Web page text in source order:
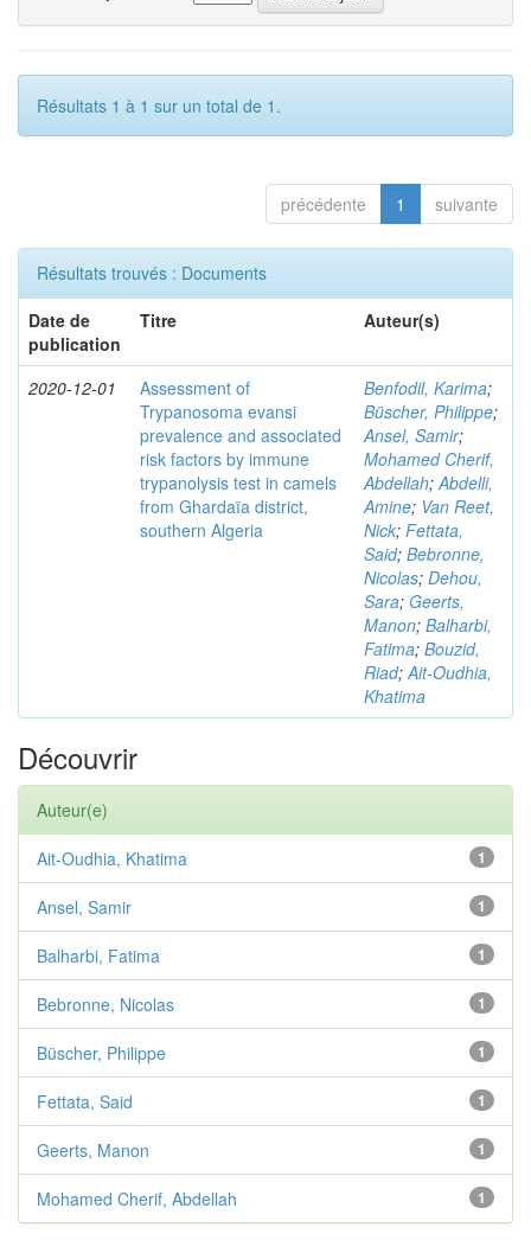
Résultats 1 à 1 sur un total de 1.
précédente 1 suivante
Résultats trouvés : Documents
Date de
publication
Titre Auteur(s)
2020-12-01
Assessment of
Trypanosoma evansi
prevalence and associated
risk factors by immune
trypanolysis test in camels
from Ghardaïa district,
southern Algeria
Benfodil, Karima;
Büscher, Philippe;
Ansel, Samir;
Mohamed Cherif,
Abdellah;Abdelli,
Amine; Van Reet,
Nick; Fettata,
Said; Bebronne,
Nicolas; Dehou,
Sara; Geerts,
Manon; Balharbi,
Fatima; Bouzid,
Riad;Ait-Oudhia,
Khatima
Découvrir
Auteur(e)
1
Ait-Oudhia, Khatima
1
Ansel, Samir
1
Balharbi, Fatima
1
Bebronne, Nicolas
1
Büscher, Philippe
1
Fettata, Said
1
Geerts, Manon
1
Mohamed Cherif, Abdellah